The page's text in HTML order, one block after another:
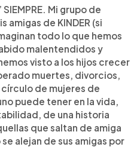
Mi grupo de
amigas de KINDER (si
todo lo que hemos
malentendidos y
visto a los hijos crecer
muertes, divorcios,
de mujeres de
puede tener en la vida,
de una historia
que saltan de amiga
alejan de sus amigas por